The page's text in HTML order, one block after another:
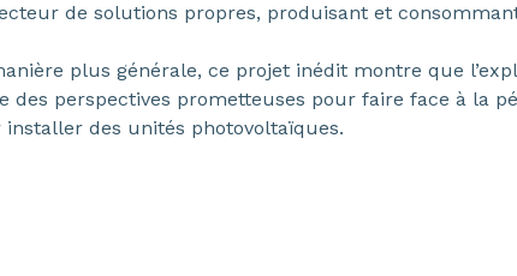
de solutions propres, produisant et
plus générale, ce projet inédit montre que
des perspectives prometteuses pour faire face à la
installer des unités photovoltaïques.